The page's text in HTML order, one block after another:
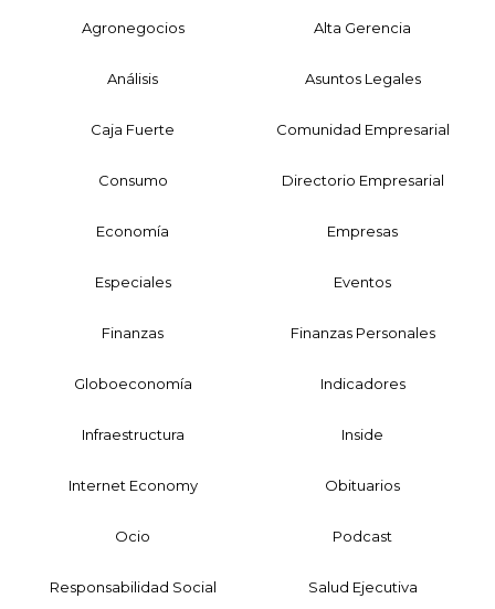
Agronegocios Alta Gerencia
Análisis Asuntos Legales
Caja Fuerte Comunidad Empresarial
Consumo Directorio Empresarial
Economía Empresas
Especiales Eventos
Finanzas Finanzas Personales
Globoeconomía Indicadores
Infraestructura Inside
Internet Economy Obituarios
Ocio Podcast
Responsabilidad Social Salud Ejecutiva